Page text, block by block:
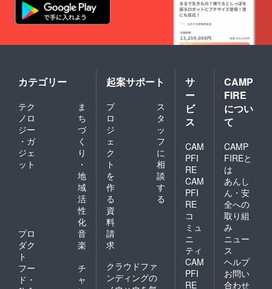
シー
ガ粉
内容
量：80
ｇ ・保
存方
法：高
温多
湿、直
を避け
て保存
してく
ださい
カテゴリー
テク
ノロ
ジー
・ガ
ジェ
ット
ま
ち
づ
く
り
・
地
域
活
性
化
プロ
ダク
ト
音
楽
フー
ド・
チ
ャ
起案サポート
プ
ロ
ジ
ェ
ク
ト
を
作
る
ス
タ
ッ
フ
に
相
談
す
る
資
料
請
求
クラウドファ
ンディングの
サ
ー
ビ
ス
CAM
PFI
RE
CAM
PFI
RE
コ
ミュ
ニ
ティ
CAM
PFI
RE
CAMP
FIRE
につい
て
CAMP
FIREと
は
あんし
ん・安
全への
取り組
み
ニュー
ス
ヘルプ
お問い
合わせ